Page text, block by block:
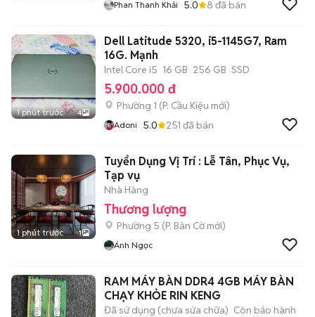
Phan Thanh Khải 5.0 8 đã bán
1 phút trước 4
Dell Latitude 5320, i5-1145G7, Ram
16G. Mạnh
Intel Core i5 16 GB 256 GB SSD
5.900.000 đ
Phường 1 (P. Cầu Kiệu mới)
Adoni 5.0 251 đã bán
1 phút trước 1
Tuyển Dụng Vị Trí : Lễ Tân, Phục Vụ,
Tạp vụ
Nhà Hàng
Thương lượng
Phường 5 (P. Bàn Cờmới)
Ánh Ngọc
RAM MÁY BÀN DDR4 4GB MÁY BÀN
CHẠY KHỎE RIN KENG
Đã sử dụng (chưa sửa chữa) Còn bảo hành